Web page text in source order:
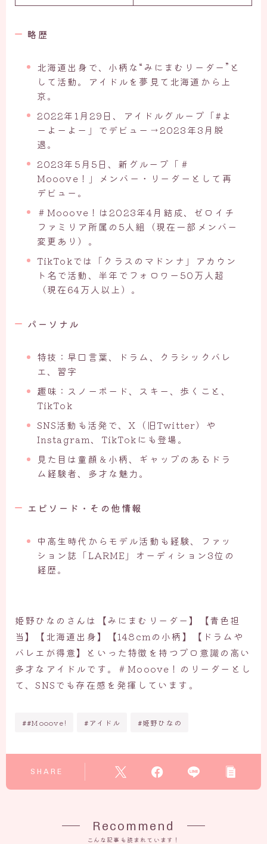
略歴
北海道出身で、小柄な“みにまむリーダー”と
して活動。アイドルを夢見て北海道から上
京。
2022年1月29日、アイドルグループ「#よ
ーよーよー」でデビュー→2023年3月脱
退。
2023年5月5日、新グループ「＃
Mooove！」メンバー・リーダーとして再
デビュー。
＃Mooove！は2023年4月結成、ゼロイチ
ファミリア所属の5人組（現在一部メンバー
変更あり）。
TikTokでは「クラスのマドンナ」アカウン
ト名で活動、半年でフォロワー50万人超
（現在64万人以上）。
パーソナル
特技：早口言葉、ドラム、クラシックバレ
エ、習字
趣味：スノーボード、スキー、歩くこと、
TikTok
SNS活動も活発で、X（旧Twitter）や
Instagram、TikTokにも登場。
見た目は童顔＆小柄、ギャップのあるドラ
ム経験者、多才な魅力。
エピソード・その他情報
中高生時代からモデル活動も経験、ファッ
ション誌「LARME」オーディション3位の
経歴。
姫野ひなのさんは【みにまむリーダー】【青色担
当】【北海道出身】【148cmの小柄】【ドラムや
バレエが得意】といった特徴を持つプロ意識の高い
多才なアイドルです。＃Mooove！のリーダーとし
て、SNSでも存在感を発揮しています。
##Mooove! #アイドル #姫野ひなの
SHARE
Recommend
こんな記事も読まれています！